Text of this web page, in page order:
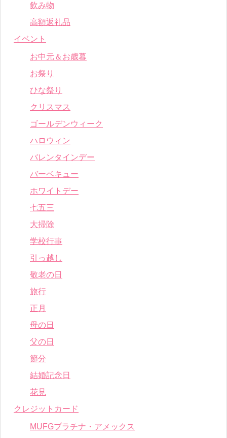
飲み物
高額返礼品
イベント
お中元＆お歳暮
お祭り
ひな祭り
クリスマス
ゴールデンウィーク
ハロウィン
バレンタインデー
バーベキュー
ホワイトデー
七五三
大掃除
学校行事
引っ越し
敬老の日
旅行
正月
母の日
父の日
節分
結婚記念日
花見
クレジットカード
MUFGプラチナ・アメックス